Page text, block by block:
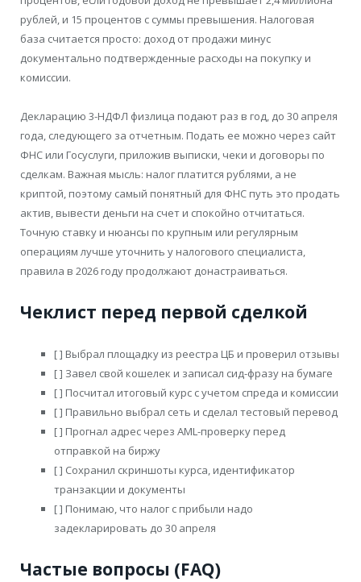
рублей, и 15 процентов с суммы превышения. Налоговая
база считается просто: доход от продажи минус
документально подтвержденные расходы на покупку и
комиссии.
Декларацию 3-НДФЛ физлица подают раз в год, до 30 апреля
года, следующего за отчетным. Подать ее можно через сайт
ФНС или Госуслуги, приложив выписки, чеки и договоры по
сделкам. Важная мысль: налог платится рублями, а не
криптой, поэтому самый понятный для ФНС путь это продать
актив, вывести деньги на счет и спокойно отчитаться.
Точную ставку и нюансы по крупным или регулярным
операциям лучше уточнить у налогового специалиста,
правила в 2026 году продолжают донастраиваться.
Чеклист перед первой сделкой
[ ] Выбрал площадку из реестра ЦБ и проверил отзывы
[ ] Завел свой кошелек и записал сид-фразу на бумаге
[ ] Посчитал итоговый курс с учетом спреда и комиссии
[ ] Правильно выбрал сеть и сделал тестовый перевод
[ ] Прогнал адрес через AML-проверку перед
отправкой на биржу
[ ] Сохранил скриншоты курса, идентификатор
транзакции и документы
[ ] Понимаю, что налог с прибыли надо
задекларировать до 30 апреля
Частые вопросы (FAQ)